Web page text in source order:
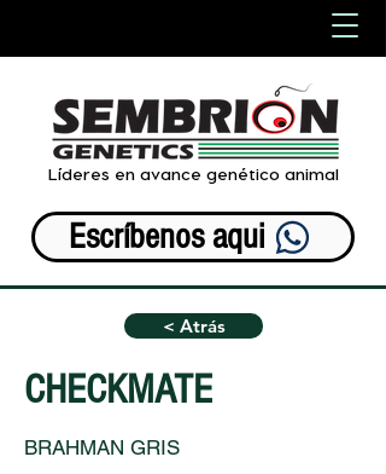
Líderes en avance genético animal
Escríbenos aqui
< Atrás
CHECKMATE
BRAHMAN GRIS